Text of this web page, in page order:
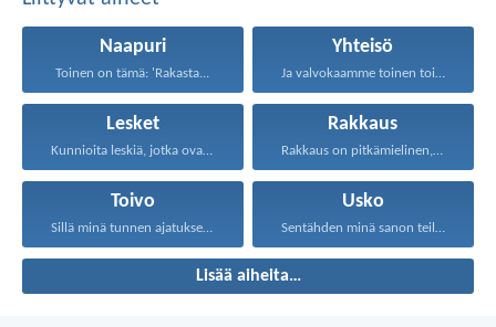
Naapuri
Toinen on tämä: 'Rakasta...
Yhteisö
Ja valvokaamme toinen toistamme...
Lesket
Kunnioita leskiä, jotka ovat...
Rakkaus
Rakkaus on pitkämielinen, rakkaus...
Toivo
Sillä minä tunnen ajatukseni...
Usko
Sentähden minä sanon teille...
Lisää aiheita…